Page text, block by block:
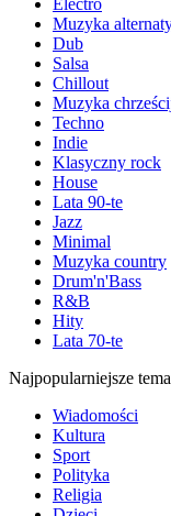
Electro
Muzyka
Dub
Salsa
Chillout
Muzyka
Techno
Indie
Klasyczny rock
House
Lata 90-te
Jazz
Minimal
Muzyka country
Drum'n'Bass
R&B
Hity
Lata 70-te
Najpopularniejsze
Wiadomości
Kultura
Sport
Polityka
Religia